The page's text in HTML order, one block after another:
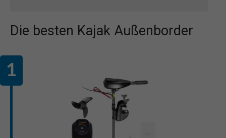
Die besten Kajak Außenborder